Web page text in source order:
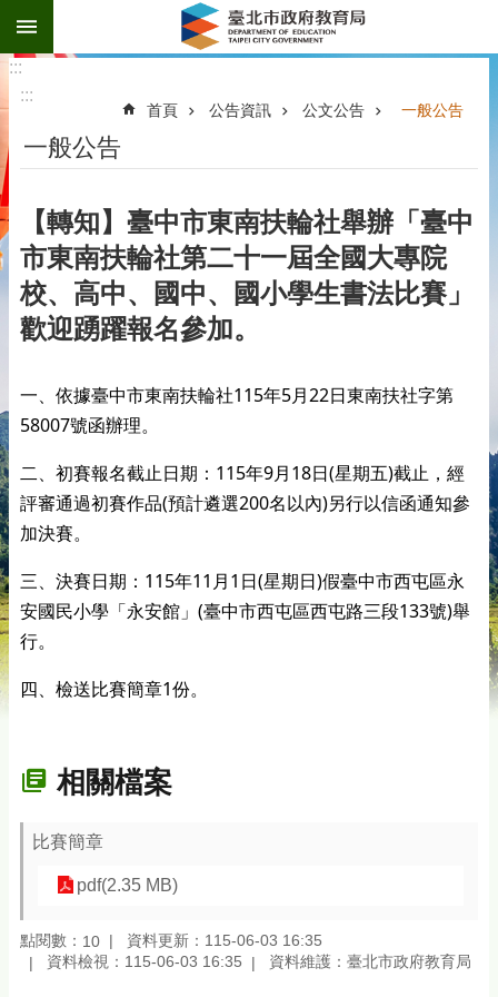
跳到主要內容區塊
:::
:::
首頁 公告資訊 公文公告 一般公告
一般公告
【轉知】臺中市東南扶輪社舉辦「臺中
市東南扶輪社第二十一屆全國大專院
校、高中、國中、國小學生書法比賽」
歡迎踴躍報名參加。
一、依據臺中市東南扶輪社115年5月 22日東南扶社字第
58007號函辦理。
二、初賽報名截止日期： 115年9月 18日 (星期五)截止，經
評審通過初賽作品(預計遴選200名以內)另行以信函通知參
加決賽。
三、決賽日期： 115年11 月 1 日 (星期日 )假臺中市西屯區永
安國民小學「永安館」 (臺中市西屯區西屯路三段133號)舉
行。
四、檢送比賽簡章1份。
相關檔案
比賽簡章
pdf(2.35 MB)
點閱數： 10
資料更新：115-06-03 16:35
資料檢視：115-06-03 16:35
資料維護：臺北市政府教育局